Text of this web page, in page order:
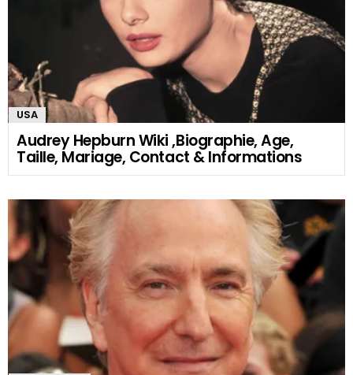
USA
Audrey Hepburn Wiki ,Biographie, Age,
Taille, Mariage, Contact & Informations